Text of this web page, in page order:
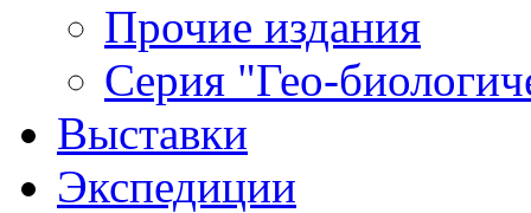
Прочие издания
Серия "Гео-
Выставки
Экспедиции